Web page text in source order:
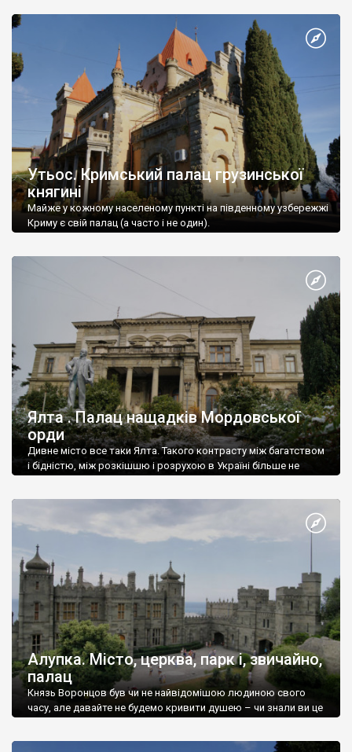
Утьос. Кримський палац грузинської
княгині
Майже у кожному населеному пункті на південному узбережжі
Криму є свій палац (а часто і не один).
Ялта . Палац нащадків Мордовської
орди
Дивне місто все таки Ялта. Такого контрасту між багатством
і бідністю, між розкішшю і розрухою в Україні більше не
Алупка. Місто, церква, парк і, звичайно,
палац
Князь Воронцов був чи не найвідомішою людиною свого
часу, але давайте не будемо кривити душею – чи знали ви це